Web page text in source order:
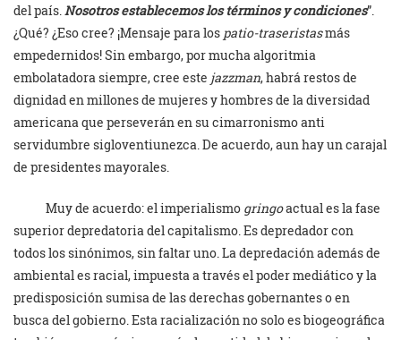
del país.Nosotros establecemos los términos y condiciones”.
¿Qué? ¿Eso cree? ¡Mensaje para los patio-traseristasmás
empedernidos! Sin embargo, por mucha algoritmia
embolatadora siempre, cree este jazzman, habrá restos de
dignidad en millones de mujeres y hombres de la diversidad
americana que perseverán en su cimarronismo anti
servidumbre sigloventiunezca. De acuerdo, aun hay un carajal
de presidentes mayorales.
Muy de acuerdo: el imperialismo gringoactual es la fase
superior depredatoria del capitalismo. Es depredador con
todos los sinónimos, sin faltar uno. La depredación además de
ambiental es racial, impuesta a través el poder mediático y la
predisposición sumisa de las derechas gobernantes o en
busca del gobierno. Esta racialización no solo es biogeográfica